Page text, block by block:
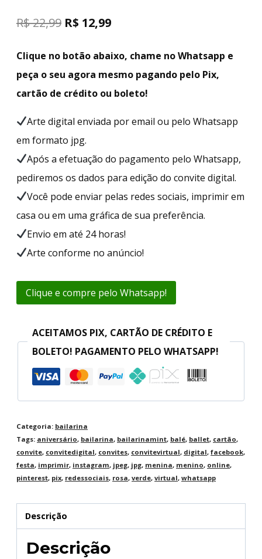
R$22,99 R$ 12,99
Clique no botão abaixo, chame no Whatsapp e
peça o seu agora mesmo pagando pelo Pix,
cartão de crédito ou boleto!
Arte digital enviada por email ou pelo Whatsapp
em formato jpg.
Após a efetuação do pagamento pelo Whatsapp,
pediremos os dados para edição do convite digital.
Você pode enviar pelas redes sociais, imprimir em
casa ou em uma gráfica de sua preferência.
Envio em até 24 horas!
Arte conforme no anúncio!
Clique e compre pelo Whatsapp!
ACEITAMOS PIX, CARTÃO DE CRÉDITO E
BOLETO! PAGAMENTO PELO WHATSAPP!
Categoria: bailarina
Tags: aniversário, bailarina, bailarinamint, balé, ballet, cartão,
convite, convitedigital, convites, convitevirtual, digital, facebook,
festa, imprimir, instagram, jpeg, jpg, menina, menino, online,
pinterest, pix, redessociais, rosa, verde, virtual, whatsapp
Descrição
Descrição